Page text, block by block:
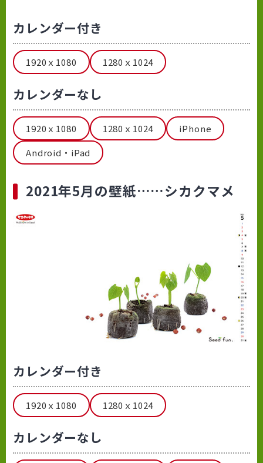
カレンダー付き
1920ｘ1080 1280ｘ1024
カレンダーなし
1920ｘ1080 1280ｘ1024
iPhone
Android・iPad
2021年5月の壁紙……シカクマメ
カレンダー付き
1920ｘ1080 1280ｘ1024
カレンダーなし